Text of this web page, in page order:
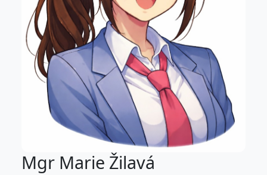
Mgr Marie Žilavá